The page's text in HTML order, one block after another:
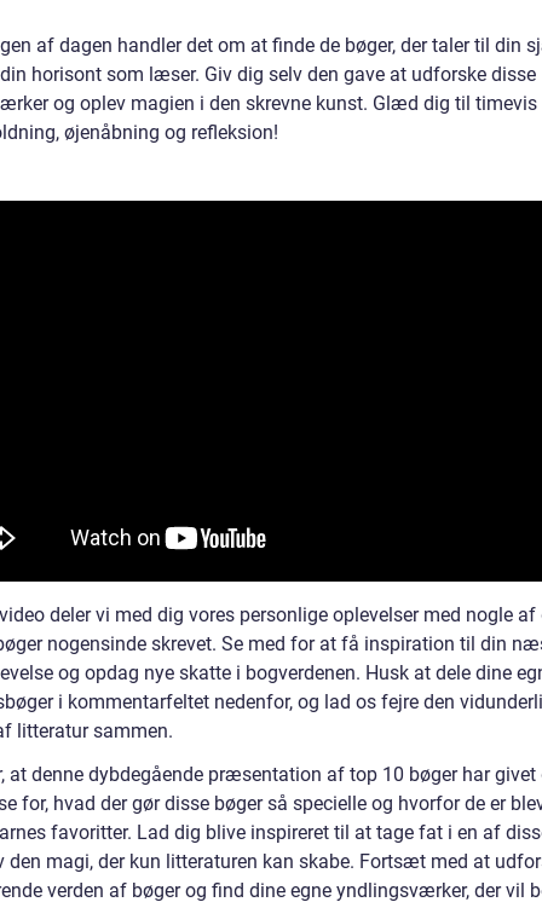
af dagen handler det om at finde de bøger, der taler til din
horisont som læser. Giv dig selv den gave at udforske disse
og oplev magien i den skrevne kunst. Glæd dig til
øjenåbning og refleksion!
deler vi med dig vores personlige oplevelser med nogle af
nogensinde skrevet. Se med for at få inspiration til din
og opdag nye skatte i bogverdenen. Husk at dele dine
i kommentarfeltet nedenfor, og lad os fejre den
litteratur sammen.
at denne dybdegående præsentation af top 10 bøger har givet
for, hvad der gør disse bøger så specielle og hvorfor de er
favoritter. Lad dig blive inspireret til at tage fat i en af
den magi, der kun litteraturen kan skabe. Fortsæt med at
verden af bøger og find dine egne yndlingsværker, der vil